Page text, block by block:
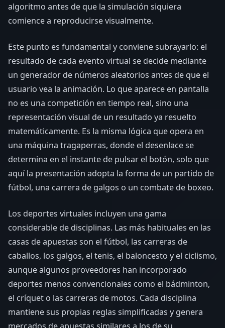
algoritmo antes de que la simulación siquiera
comience a reproducirse visualmente.
Este punto es fundamental y conviene subrayarlo: el
resultado de cada evento virtual se decide mediante
un generador de números aleatorios antes de que el
usuario vea la animación. Lo que aparece en pantalla
no es una competición en tiempo real, sino una
representación visual de un resultado ya resuelto
matemáticamente. Es la misma lógica que opera en
una máquina tragaperras, donde el desenlace se
determina en el instante de pulsar el botón, solo que
aquí la presentación adopta la forma de un partido de
fútbol, una carrera de galgos o un combate de boxeo.
Los deportes virtuales incluyen una gama
considerable de disciplinas. Las más habituales en las
casas de apuestas son el fútbol, las carreras de
caballos, los galgos, el tenis, el baloncesto y el ciclismo,
aunque algunos proveedores han incorporado
deportes menos convencionales como el bádminton,
el críquet o las carreras de motos. Cada disciplina
mantiene sus propias reglas simplificadas y genera